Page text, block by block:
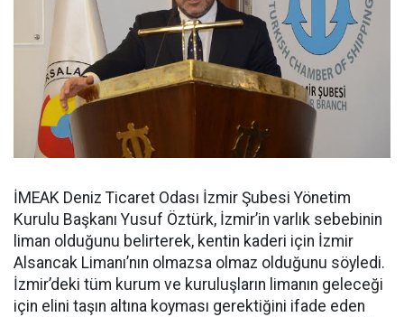
İMEAK Deniz Ticaret Odası İzmir Şubesi Yönetim
Kurulu Başkanı Yusuf Öztürk, İzmir’in varlık sebebinin
liman olduğunu belirterek, kentin kaderi için İzmir
Alsancak Limanı’nın olmazsa olmaz olduğunu söyledi.
İzmir’deki tüm kurum ve kuruluşların limanın geleceği
için elini taşın altına koyması gerektiğini ifade eden